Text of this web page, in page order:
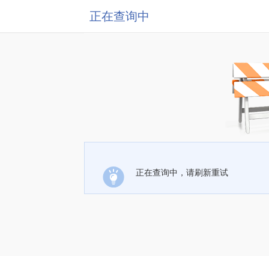
正在查询中
正在查询中，请刷新重试